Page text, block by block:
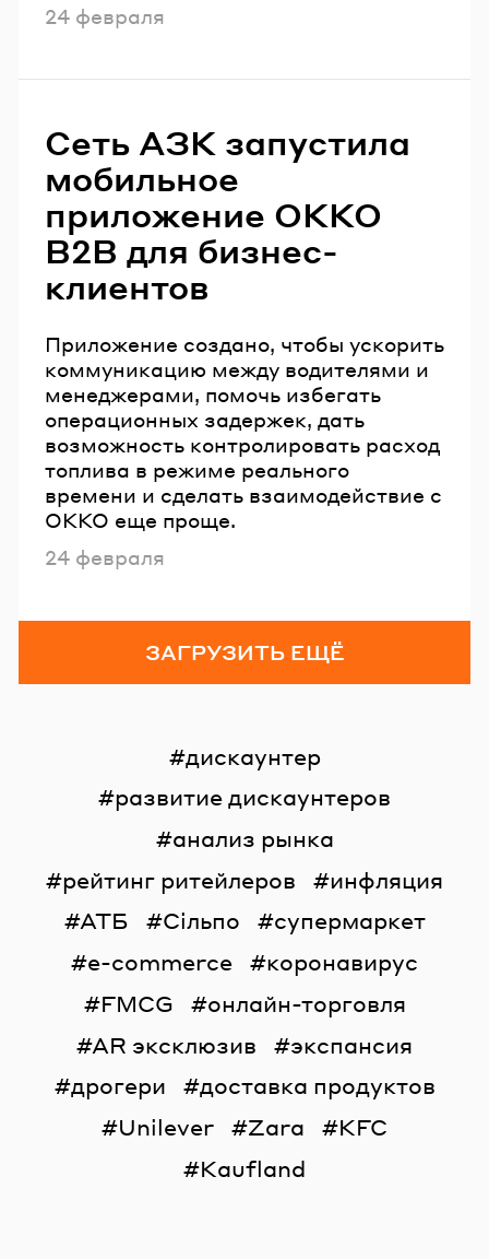
Опубликовано
24 февраля
Сеть АЗК запустила
мобильное
приложение OKKO
B2B для бизнес-
клиентов
Приложение создано, чтобы ускорить
коммуникацию между водителями и
менеджерами, помочь избегать
операционных задержек, дать
возможность контролировать расход
топлива в режиме реального
времени и сделать взаимодействие с
OKKO еще проще.
Опубликовано
24 февраля
ЗАГРУЗИТЬ ЕЩЁ
дискаунтер
развитие дискаунтеров
анализ рынка
рейтинг ритейлеров
инфляция
АТБ
Сільпо
супермаркет
e-commerce
коронавирус
FMCG
онлайн-торговля
AR эксклюзив
экспансия
дрогери
доставка продуктов
Unilever
Zara
KFC
Kaufland